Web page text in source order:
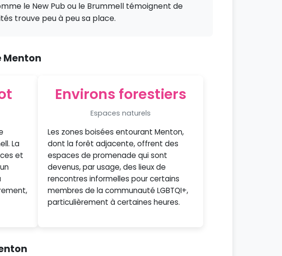
le New Pub ou le Brummell témoignent de
trouve peu à peu sa place.
Menton
La
et
Environs forestiers
Espaces naturels
Les zones boisées entourant Menton,
dont la forêt adjacente, offrent des
espaces de promenade qui sont
devenus, par usage, des lieux de
rencontres informelles pour certains
membres de la communauté LGBTQI+,
particulièrement à certaines heures.